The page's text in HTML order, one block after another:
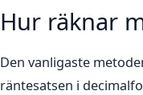
Hur räknar
Den vanligaste
räntesatsen i